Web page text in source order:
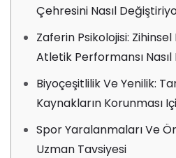
Çehresini Nasıl
Zaferin Psikolojisi: Zihinsel
Atletik Performansı
Biyoçeşitlilik Ve Yenilik:
Kaynakların Korunması
Spor Yaralanmaları Ve
Uzman Tavsiyesi